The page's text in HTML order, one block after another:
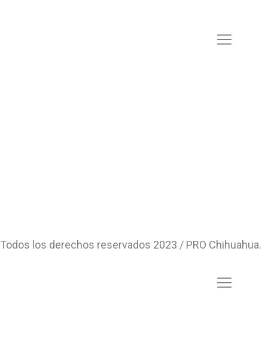
Todos los derechos reservados 2023 / PRO Chihuahua.